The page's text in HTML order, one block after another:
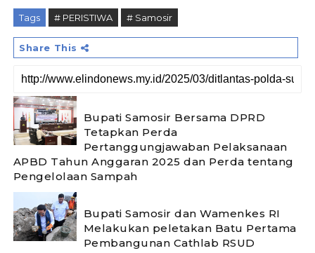
Tags # PERISTIWA # Samosir
Share This
Bupati Samosir Bersama DPRD
Tetapkan Perda
Pertanggungjawaban Pelaksanaan
APBD Tahun Anggaran 2025 dan Perda tentang
Pengelolaan Sampah
Bupati Samosir dan Wamenkes RI
Melakukan peletakan Batu Pertama
Pembangunan Cathlab RSUD